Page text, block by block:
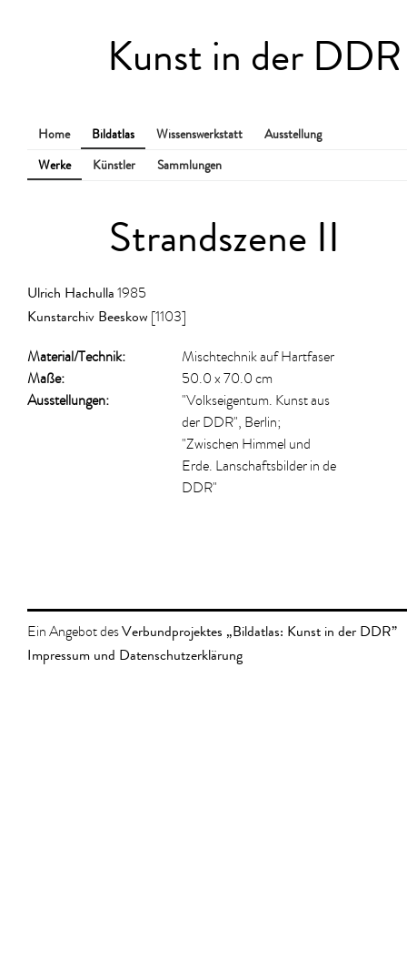
Kunst in der DDR
Home Bildatlas Wissenswerkstatt
Ausstellung
Werke
Künstler Sammlungen
Strandszene II
Ulrich Hachulla 1985
Kunstarchiv Beeskow [1103]
Material/​Technik:
Mischtechnik auf Hartfaser
Maße:
50.0 x 70.0 cm
Ausstellungen:
"Volkseigentum. Kunst aus
der DDR", Berlin;
"Zwischen Himmel und
Erde. Lanschaftsbilder in de
DDR"
Ein Angebot desVerbundprojektes „Bildatlas: Kunst in der DDR”
Impressum und Datenschutzerklärung